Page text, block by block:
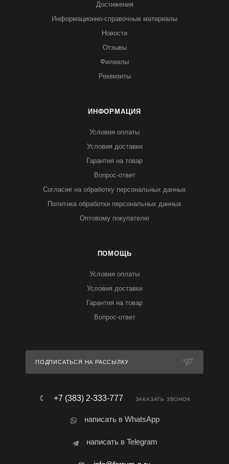
Достижения
Информационно-справочные материалы
Новости
Отзывы
Филиалы
Реквизиты
ИНФОРМАЦИЯ
Условия оплаты
Условия доставки
Гарантия на товар
Вопрос-ответ
Согласие на обработку персональных данных
Политика обработки персональных данных
Оптовому покупателю
ПОМОЩЬ
Условия оплаты
Условия доставки
Гарантия на товар
Вопрос-ответ
ПОДПИСАТЬСЯ НА РАССЫЛКУ
+7 (383) 2-333-777 ЗАКАЗАТЬ ЗВОНОК
написать в WhatsApp
написать в Telegram